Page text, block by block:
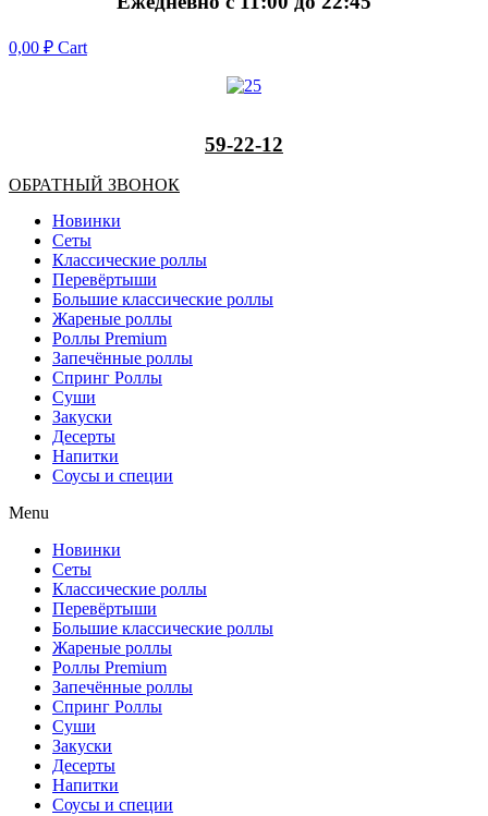
0,00 ₽ Cart
59-22-12
ОБРАТНЫЙ ЗВОНОК
Новинки
Сеты
Классические роллы
Перевёртыши
Большие классические роллы
Жареные роллы
Роллы Premium
Запечённые роллы
Спринг Роллы
Суши
Закуски
Десерты
Напитки
Соусы и специи
Menu
Новинки
Сеты
Классические роллы
Перевёртыши
Большие классические роллы
Жареные роллы
Роллы Premium
Запечённые роллы
Спринг Роллы
Суши
Закуски
Десерты
Напитки
Соусы и специи